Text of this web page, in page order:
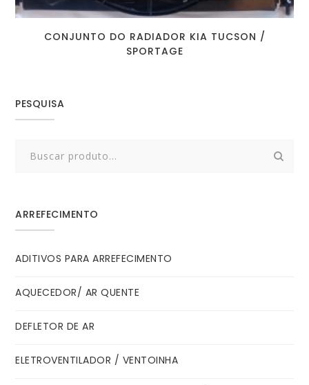
CONJUNTO DO RADIADOR KIA TUCSON /
SPORTAGE
PESQUISA
ARREFECIMENTO
ADITIVOS PARA ARREFECIMENTO
AQUECEDOR/ AR QUENTE
DEFLETOR DE AR
ELETROVENTILADOR / VENTOINHA